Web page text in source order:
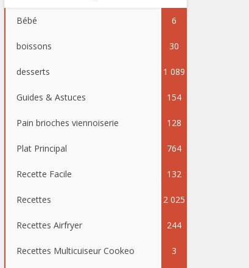
Bébé 6
boissons 30
desserts 1 089
Guides & Astuces 154
Pain brioches viennoiserie 128
Plat Principal 764
Recette Facile 132
Recettes 2 025
Recettes Airfryer 244
Recettes Multicuiseur Cookeo 3